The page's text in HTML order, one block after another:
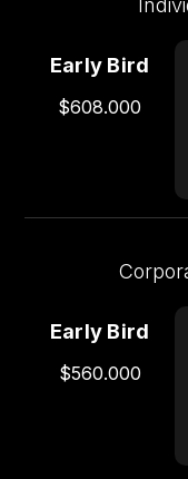
Features
Early
Bird
Regular
Full
$608.000
$560.000